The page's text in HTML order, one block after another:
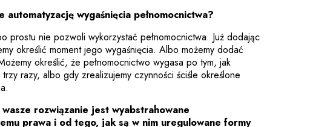
automatyzację wygaśnięcia pełnomocnictwa?
prostu nie pozwoli wykorzystać pełnomocnictwa. Już dodając
określić moment jego wygaśnięcia. Albo możemy dodać
określić, że pełnomocnictwo wygasa po tym, jak
razy, albo gdy zrealizujemy czynności ściśle określone
rozwiązanie jest wyabstrahowane
prawa i od tego, jak są w nim uregulowane formy